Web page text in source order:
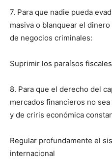
7. Para que nadie pueda
masiva o blanquear el
de negocios criminales:
Suprimir los paraísos fiscales
8. Para que el derecho del
mercados financieros no
y de criris económica
Regular profundamente el
internacional